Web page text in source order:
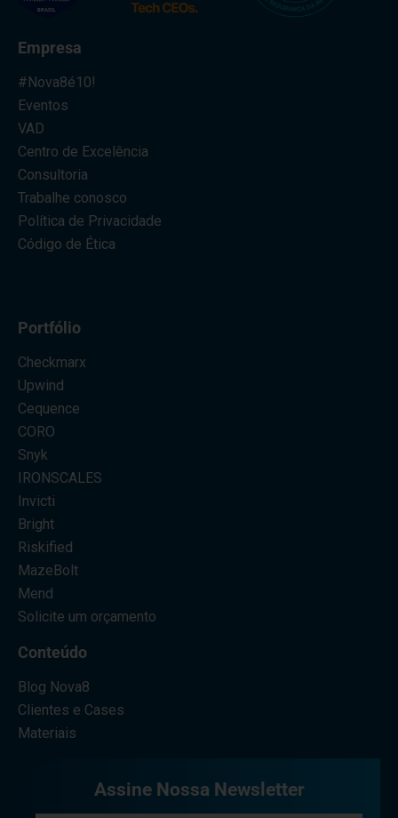
Empresa
#Nova8é10!
Eventos
VAD
Centro de Excelência
Consultoria
Trabalhe conosco
Política de Privacidade
Código de Ética
Portfólio
Checkmarx
Upwind
Cequence
CORO
Snyk
IRONSCALES
Invicti
Bright
Riskified
MazeBolt
Mend
Solicite um orçamento
Conteúdo
Blog Nova8
Clientes e Cases
Materiais
Assine Nossa Newsletter